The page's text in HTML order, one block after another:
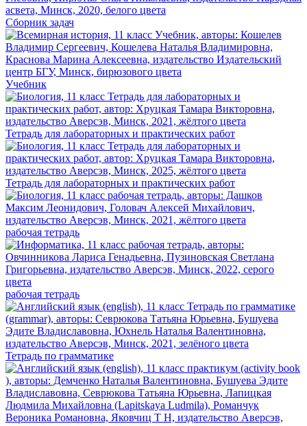
Сборник задач
Учебник
Тетрадь для лабораторных и практических работ
Тетрадь для лабораторных и практических работ
рабочая тетрадь
рабочая тетрадь
Тетрадь по грамматике